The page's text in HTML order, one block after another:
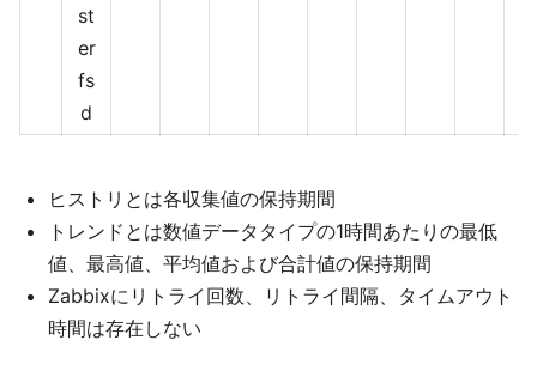
st
er
fs
d
ヒストリとは各収集値の保持期間
トレンドとは数値データタイプの1時間あたりの最低
値、最高値、平均値および合計値の保持期間
Zabbixにリトライ回数、リトライ間隔、タイムアウト
時間は存在しない